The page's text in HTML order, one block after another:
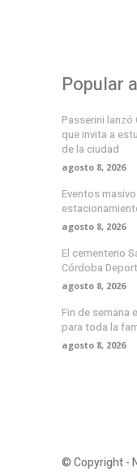
Popular
Passerini lanzó
que invita a
de la ciudad
agosto 8, 2026
Eventos
agosto 8, 2026
El cementerio
Córdoba
agosto 8, 2026
Fin de semana
para toda la
agosto 8, 2026
© Copyright -